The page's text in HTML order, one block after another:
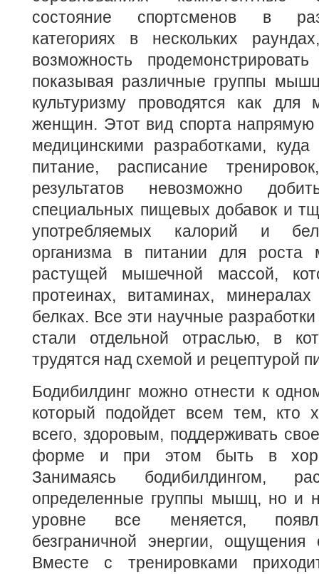
состояние спортсменов в
категориях в нескольких
возможность
показывая различные группы
культуризму проводятся как
женщин. Этот вид спорта
медицинскими разработками, куда
питание, расписание
результатов невозможно
специальных пищевых добавок и
употребляемых калорий и
организма в питании для роста
растущей мышечной массой,
протеинах, витаминах,
белках. Все эти научные
стали отдельной отраслью, в
трудятся над схемой и рецептурой
Бодибилдинг можно отнести к
который подойдет всем тем, кто
всего, здоровым, поддерживать
форме и при этом быть в
Занимаясь бодибилдингом,
определенные группы мышц, но и
уровне все меняется,
безграничной энергии, ощущения
Вместе с тренировками